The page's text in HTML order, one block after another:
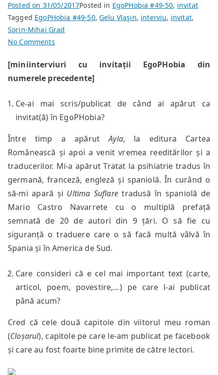
Posted on 31/05/2017Posted in EgoPHobia #49-50, invitat
Tagged EgoPHobia #49-50,Gelu Vlaşin, interviu, invitat,
Sorin-Mihai Grad
No Commentson
cu
Gelu
[miniinterviuri cu invitații EgoPHobia din
numerele precedente]
Ce-ai mai scris/publicat de când ai apărut ca
invitat(ă) în EgoPHobia?
Între timp a apărutAyla, la editura Cartea
Românească și apoi a venit vremea reeditărilor și a
traducerilor. Mi-a apărut Tratat la psihiatrie tradus în
germană, franceză, engleză și spaniolă. În curând o
să-mi apară și Ultima Suflaretradusă în spaniolă de
Mario Castro Navarrete cu o multiplă prefață
semnată de 20 de autori din 9 țări. O să fie cu
siguranță o traduere care o să facă multă vâlvă în
Spania și în America de Sud.
Care consideri că e cel mai important text (carte,
articol, poem, povestire,…) pe care l-ai publicat
până acum?
Cred că cele două capitole din viitorul meu roman
(Cloșarul), capitole pe care le-am publicat pe facebook
și care au fost foarte bine primite de către lectori.